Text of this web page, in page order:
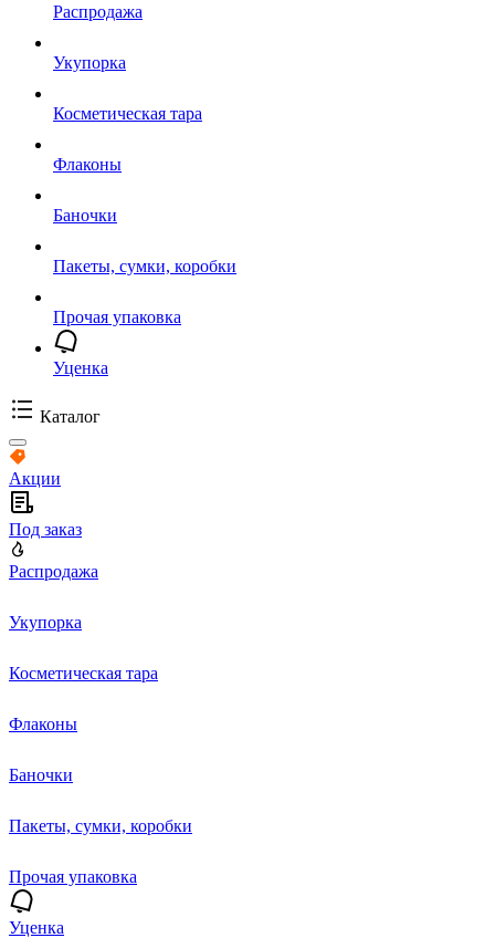
Распродажа
Укупорка
Косметическая тара
Флаконы
Баночки
Пакеты, сумки, коробки
Прочая упаковка
Уценка
Каталог
Акции
Под заказ
Распродажа
Укупорка
Косметическая тара
Флаконы
Баночки
Пакеты, сумки, коробки
Прочая упаковка
Уценка